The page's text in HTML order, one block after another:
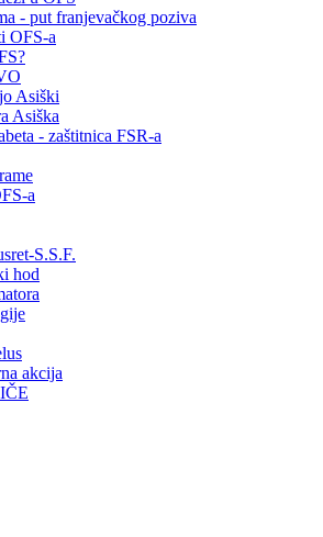
- put franjevačkog poziva
OFS-a
Asiški
Asiška
- zaštitnica FSR-a
a
S.S.F.
hod
akcija